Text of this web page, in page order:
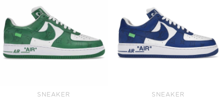
SNEAKER SNEAKER